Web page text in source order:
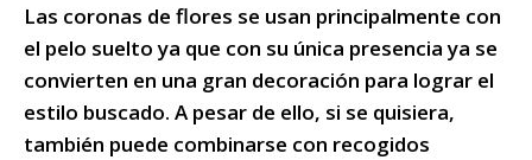
Las coronas de flores se usan principalmente con
el pelo suelto ya que con su única presencia ya se
convierten en una gran decoración para lograr el
estilo buscado. A pesar de ello, si se quisiera,
también puede combinarse con recogidos